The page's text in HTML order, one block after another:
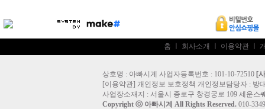
홈 회사소개 이용약관
상호명 : 아빠시계 사업자등록번호 : 101-10-72510 [
[이용약관] 개인정보 보호정책 개인정보담당자 : 방
사업장소재지 : 서울시 종로구 창경궁로 109 세운스
Copyright ⓒ 아빠시계 All Rights Reserved. 010-